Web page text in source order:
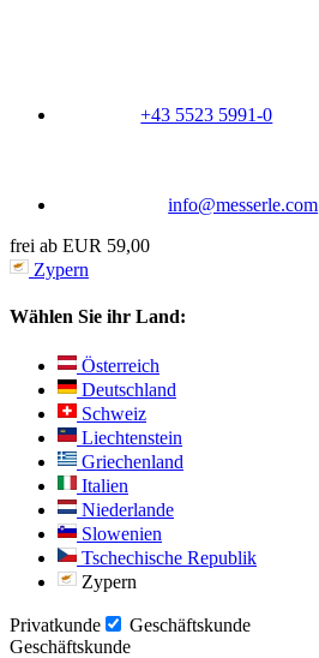
+43 5523 5991-0
info@messerle.com
frei ab EUR 59,00
Zypern
Wählen Sie ihr Land:
Österreich
Deutschland
Schweiz
Liechtenstein
Griechenland
Italien
Niederlande
Slowenien
Tschechische Republik
Zypern
Privatkunde
Geschäftskunde
Geschäftskunde